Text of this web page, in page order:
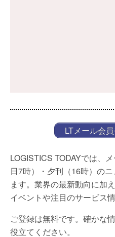
LTメール会
LOGISTICS TODAYでは、
日7時）・夕刊（16時）の
ます。業界の最新動向に加
イベントや注目のサービス
ご登録は無料です。確かな
役立てください。